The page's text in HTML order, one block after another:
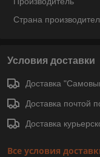
Страна
Условия доставки
Доставка
Доставка почтой
Доставка
Все условия